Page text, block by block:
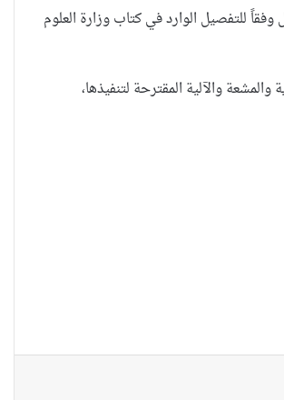
للتفصيل الوارد في كتاب وزارة العلوم
والآلية المقترحة لتنفيذها،
تكسر القيد نحو فضاء الحرية
لماذا تركت وظيفتها